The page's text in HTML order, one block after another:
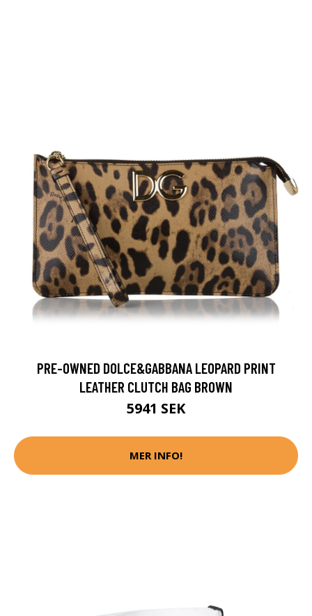
PRE-OWNED DOLCE&GABBANA LEOPARD PRINT
LEATHER CLUTCH BAG BROWN
5941 SEK
MER INFO!